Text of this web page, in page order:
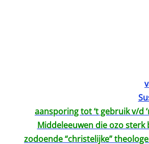
aansporing tot ‘t gebruik v/d
Middeleeuwen die ozo
zodoende “christelijke”